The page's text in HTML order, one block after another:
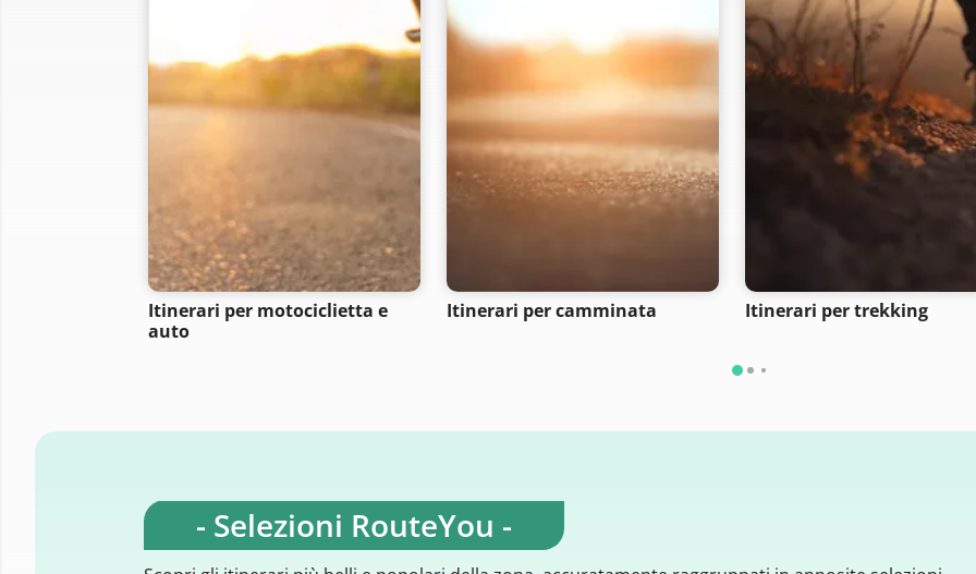
Itinerari per motociclietta e
auto
Itinerari per camminata Itinerari per trekking
- Selezioni RouteYou -